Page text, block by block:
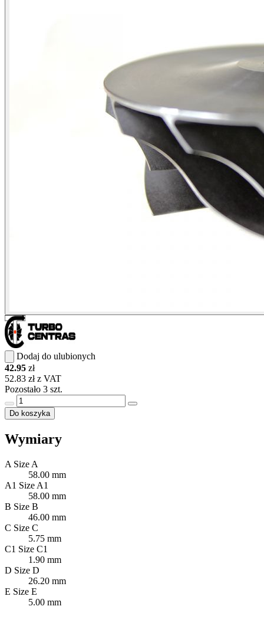
Dodaj do ulubionych
42.95 zł
52.83 zł z VAT
Pozostało 3 szt.
Do koszyka
Wymiary
A Size A
58.00 mm
A1 Size A1
58.00 mm
B Size B
46.00 mm
C Size C
5.75 mm
C1 Size C1
1.90 mm
D Size D
26.20 mm
E Size E
5.00 mm